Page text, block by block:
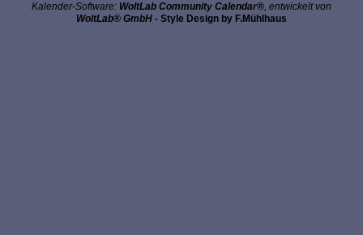
Kalender-Software: WoltLab Community Calendar®, entwickelt von
WoltLab® GmbH